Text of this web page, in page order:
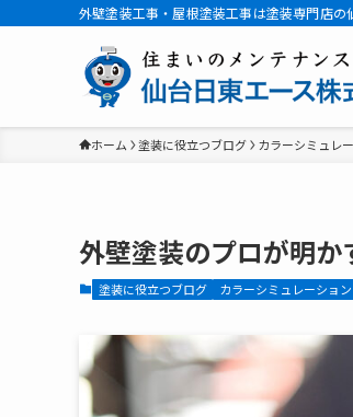
外壁塗装工事・屋根塗装工事は塗装専門店
ホーム 塗装に役立つブログ カラーシミュレ
外壁塗装のプロが明
塗装に役立つブログ カラーシミュレーション